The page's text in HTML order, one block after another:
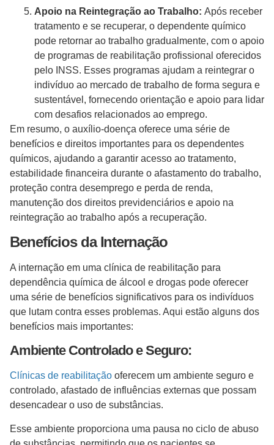
Apoio na Reintegração ao Trabalho: Após receber
tratamento e se recuperar, o dependente químico
pode retornar ao trabalho gradualmente, com o apoio
de programas de reabilitação profissional oferecidos
pelo INSS. Esses programas ajudam a reintegrar o
indivíduo ao mercado de trabalho de forma segura e
sustentável, fornecendo orientação e apoio para lidar
com desafios relacionados ao emprego.
Em resumo, o auxílio-doença oferece uma série de
benefícios e direitos importantes para os dependentes
químicos, ajudando a garantir acesso ao tratamento,
estabilidade financeira durante o afastamento do trabalho,
proteção contra desemprego e perda de renda,
manutenção dos direitos previdenciários e apoio na
reintegração ao trabalho após a recuperação.
Benefícios da Internação
A internação em uma clínica de reabilitação para
dependência química de álcool e drogas pode oferecer
uma série de benefícios significativos para os indivíduos
que lutam contra esses problemas. Aqui estão alguns dos
benefícios mais importantes:
Ambiente Controlado e Seguro:
Clínicas de reabilitação oferecem um ambiente seguro e
controlado, afastado de influências externas que possam
desencadear o uso de substâncias.
Esse ambiente proporciona uma pausa no ciclo de abuso